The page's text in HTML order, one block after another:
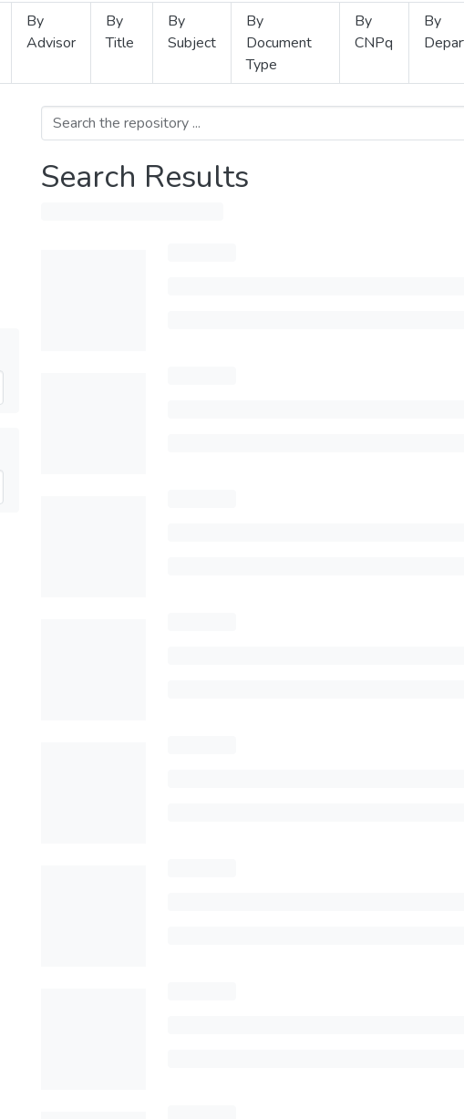
By
Advisor
By
Title
By
Subject
By
Document
Type
By
CNPq
By
Search Results